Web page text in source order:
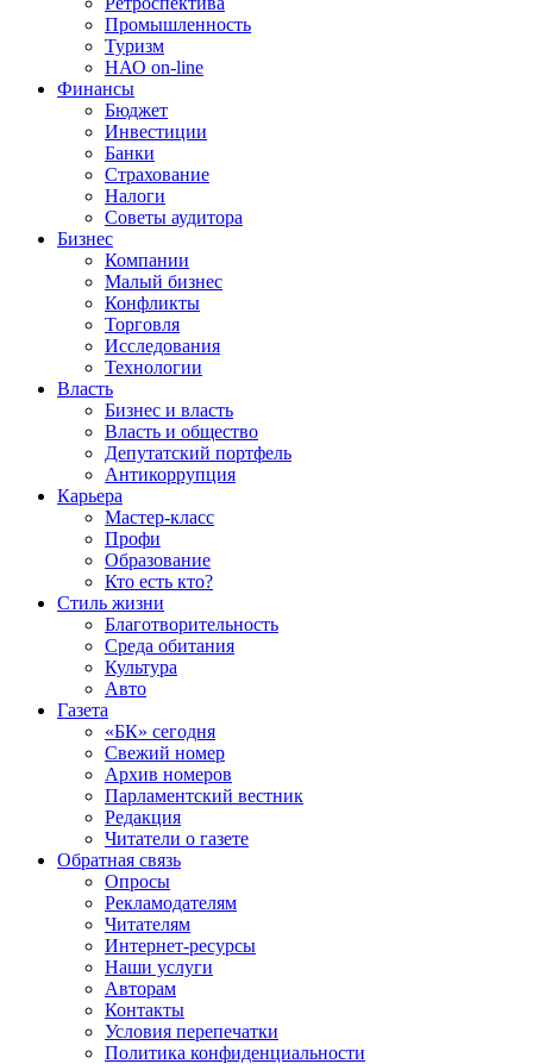
Промышленность
Туризм
НАО on-line
Финансы
Бюджет
Инвестиции
Банки
Страхование
Налоги
Советы аудитора
Бизнес
Компании
Малый бизнес
Конфликты
Торговля
Исследования
Технологии
Власть
Бизнес и власть
Власть и общество
Депутатский портфель
Антикоррупция
Карьера
Мастер-класс
Профи
Образование
Кто есть кто?
Стиль жизни
Благотворительность
Среда обитания
Культура
Авто
Газета
«БК» сегодня
Свежий номер
Архив номеров
Парламентский вестник
Редакция
Читатели о газете
Обратная связь
Опросы
Рекламодателям
Читателям
Интернет-ресурсы
Наши услуги
Авторам
Контакты
Условия перепечатки
Политика конфиденциальности